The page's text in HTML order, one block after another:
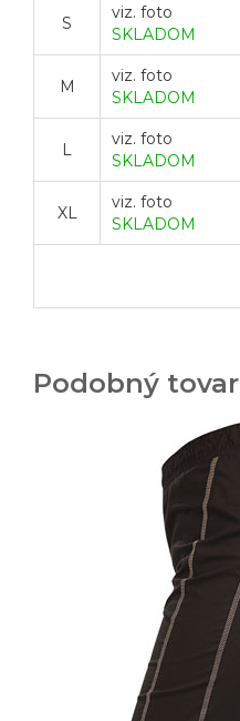
S
viz. foto
SKLADOM
M
viz. foto
SKLADOM
L
viz. foto
SKLADOM
XL
viz. foto
SKLADOM
Podobný tovar